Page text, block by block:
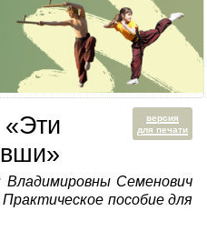
версия
для печати
Владимировны Семенович
пособие для